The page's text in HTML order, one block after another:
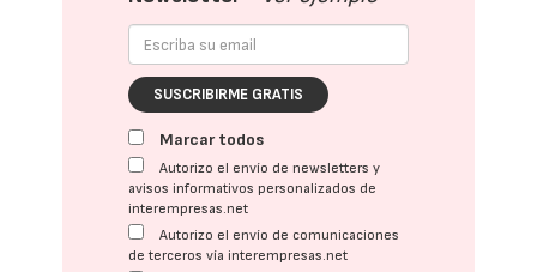
SUSCRIBIRME GRATIS
Marcar todos
Autorizo el envío de newsletters y
avisos informativos personalizados de
interempresas.net
Autorizo el envío de comunicaciones
de terceros vía interempresas.net